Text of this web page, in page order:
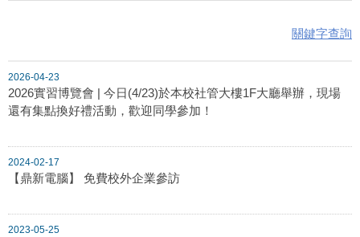
關鍵字查詢
2026-04-23
2026實習博覽會 | 今日(4/23)於本校社管大樓1F大廳舉辦，現場
還有集點換好禮活動，歡迎同學參加！
2024-02-17
【鼎新電腦】 免費校外企業參訪
2023-05-25